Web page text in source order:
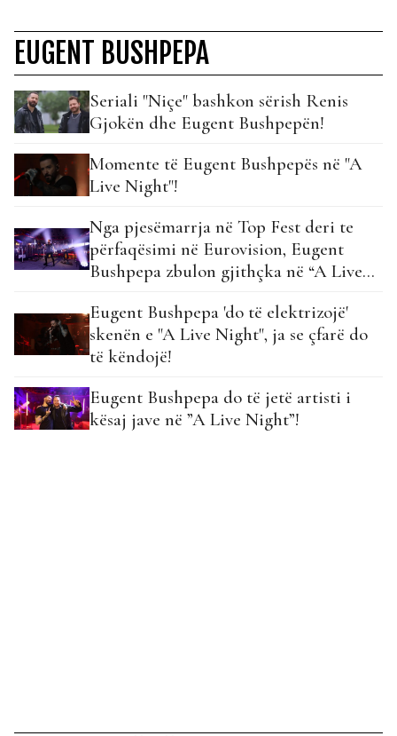
EUGENT BUSHPEPA
Seriali "Niçe" bashkon sërish Renis
Gjokën dhe Eugent Bushpepën!
Momente të Eugent Bushpepës në "A
Live Night"!
Nga pjesëmarrja në Top Fest deri te
përfaqësimi në Eurovision, Eugent
Bushpepa zbulon gjithçka në “A Live
Eugent Bushpepa 'do të elektrizojë'
skenën e "A Live Night", ja se çfarë do
të këndojë!
Eugent Bushpepa do të jetë artisti i
kësaj jave në ”A Live Night”!